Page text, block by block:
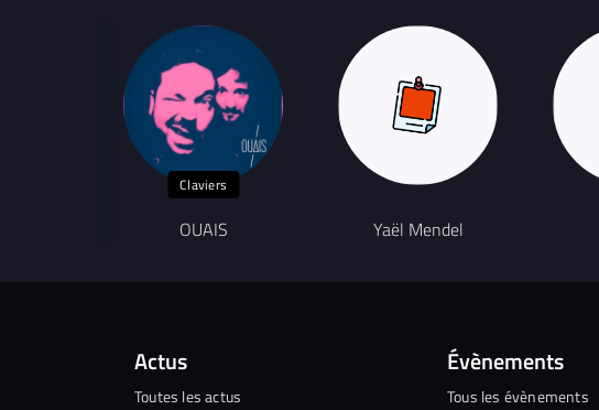
Claviers
OUAIS Yaël Mendel
Actus
Toutes les actus
Évènements
Tous les évènements